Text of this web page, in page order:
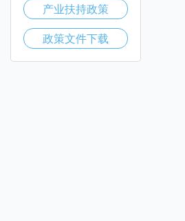
产业扶持政策
政策文件下载